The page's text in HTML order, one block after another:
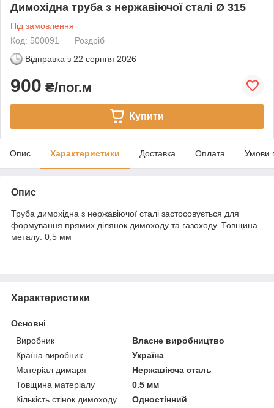
Димохідна труба з нержавіючої сталі Ø 315
Під замовлення
Код: 500091
Роздріб
Відправка з 22 серпня 2026
900 ₴/пог.м
Купити
Опис Характеристики Доставка Оплата Умови
Опис
Труба димохідна з нержавіючої сталі застосовується для
формування прямих ділянок димоходу та газоходу. Товщина
металу: 0,5 мм
Характеристики
Основні
Виробник
Власне виробництво
Країна виробник
Україна
Матеріал димаря
Нержавіюча сталь
Товщина матеріалу
0.5 мм
Кількість стінок димоходу
Одностінний